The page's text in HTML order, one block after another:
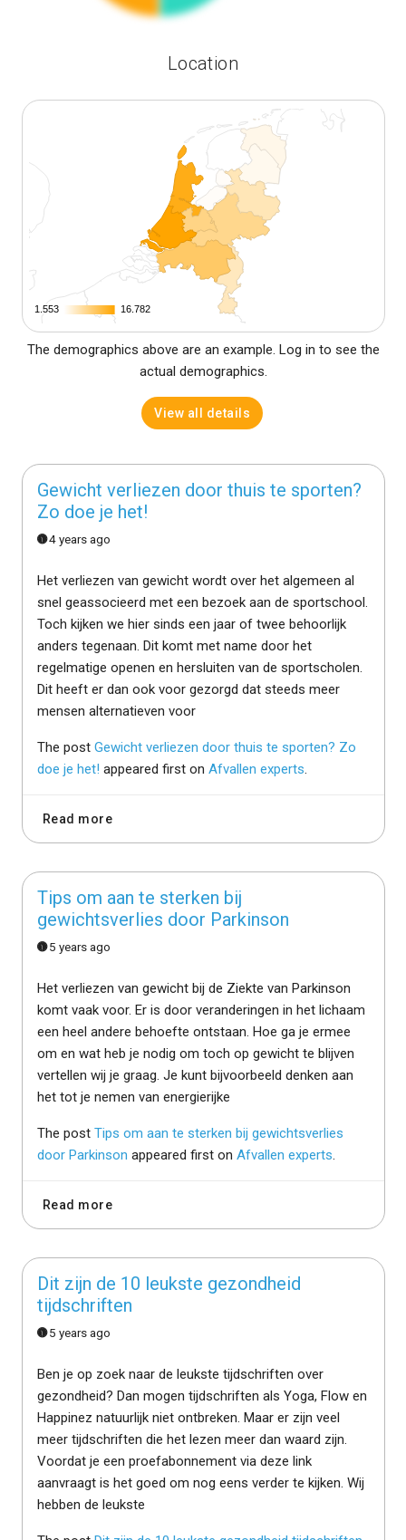
Location
1.553
1.553 16.782
16.782
The demographics above are an example. Log in to see the
actual demographics.
View all details
Gewicht verliezen door thuis te sporten?
Zo doe je het!
4 years ago
Het verliezen van gewicht wordt over het algemeen al
snel geassocieerd met een bezoek aan de sportschool.
Toch kijken we hier sinds een jaar of twee behoorlijk
anders tegenaan. Dit komt met name door het
regelmatige openen en hersluiten van de sportscholen.
Dit heeft er dan ook voor gezorgd dat steeds meer
mensen alternatieven voor
The post Gewicht verliezen door thuis te sporten? Zo
doe je het! appeared first on Afvallen experts
Read more
Tips om aan te sterken bij
gewichtsverlies door Parkinson
5 years ago
Het verliezen van gewicht bij de Ziekte van Parkinson
komt vaak voor. Er is door veranderingen in het lichaam
een heel andere behoefte ontstaan. Hoe ga je ermee
om en wat heb je nodig om toch op gewicht te blijven
vertellen wij je graag. Je kunt bijvoorbeeld denken aan
het tot je nemen van energierijke
The post Tips om aan te sterken bij gewichtsverlies
door Parkinson appeared first on Afvallen experts
Read more
Dit zijn de 10 leukste gezondheid
tijdschriften
5 years ago
Ben je op zoek naar de leukste tijdschriften over
gezondheid? Dan mogen tijdschriften als Yoga, Flow en
Happinez natuurlijk niet ontbreken. Maar er zijn veel
meer tijdschriften die het lezen meer dan waard zijn.
Voordat je een proefabonnement via deze link
aanvraagt is het goed om nog eens verder te kijken. Wij
hebben de leukste